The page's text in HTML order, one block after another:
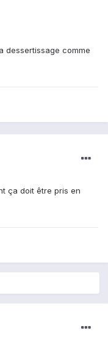
dessertissage comme
ça doit être pris en